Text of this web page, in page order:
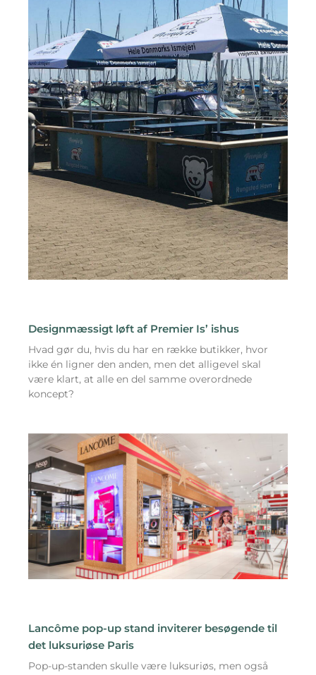
Designmæssigt løft af Premier Is’ ishus
Hvad gør du, hvis du har en række butikker, hvor
ikke én ligner den anden, men det alligevel skal
være klart, at alle en del samme overordnede
koncept?
Lancôme pop-up stand inviterer besøgende til
det luksuriøse Paris
Pop-up-standen skulle være luksuriøs, men også